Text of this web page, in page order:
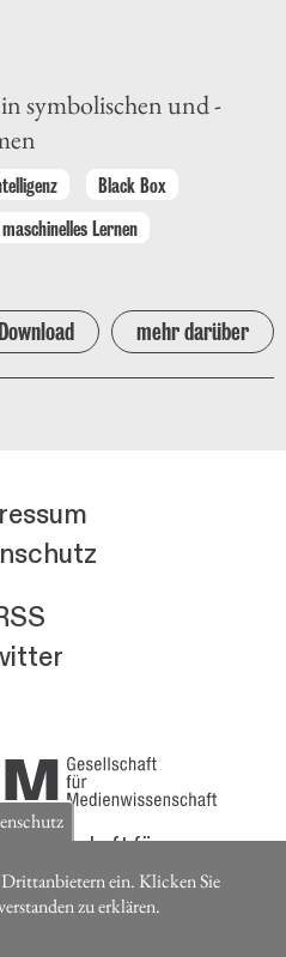
in symbolischen und
Black Box
maschinelles Lernen
mehr darüber
Gesellschaft für
die Zeitschrift für
kostenlos.
ein. Klicken Sie
zu erklären.